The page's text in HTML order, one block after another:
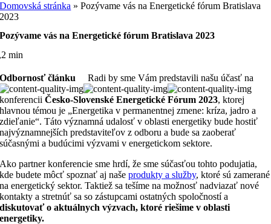
Domovská stránka »Pozývame vás na Energetické fórum Bratislava
2023
Pozývame vás na Energetické fórum Bratislava 2023
min
Odbornosť článku Radi by sme Vám predstavili našu účasť na
konferenciiČesko-Slovenské Energetické Fórum 2023, ktorej
hlavnou témou je „Energetika v permanentnej zmene: kríza, jadro a
zdieľanie“. Táto významná udalosť v oblasti energetiky bude hostiť
najvýznamnejších predstaviteľov z odboru a bude sa zaoberať
súčasnými a budúcimi výzvami v energetickom sektore.
Ako partner konferencie sme hrdí, že sme súčasťou tohto podujatia,
kde budete môcť spoznať aj našeprodukty a služby, ktoré sú zamerané
na energetický sektor. Taktiež sa tešíme na možnosť nadviazať nové
kontakty a stretnúť sa so zástupcami ostatných spoločností a
diskutovať o aktuálnych výzvach, ktoré riešime v oblasti
energetiky.